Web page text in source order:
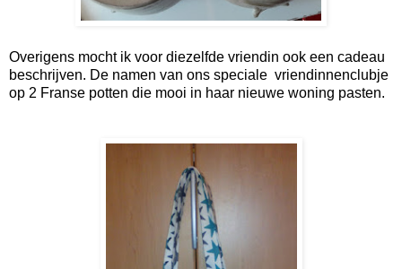
Overigens mocht ik voor diezelfde vriendin ook een cadeau
beschrijven. De namen van ons speciale vriendinnenclubje
op 2 Franse potten die mooi in haar nieuwe woning pasten.